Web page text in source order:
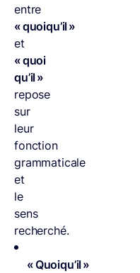
entre
« quoiqu’il »
et
« quoi
qu’il »
repose
sur
leur
fonction
grammaticale
et
le
sens
recherché.
« Quoiqu’il »